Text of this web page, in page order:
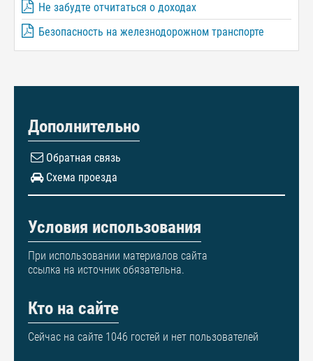
Не забудте отчитаться о доходах
Безопасность на железнодорожном транспорте
Дополнительно
Обратная связь
Схема проезда
Условия использования
При использовании материалов сайта
ссылка на источник обязательна.
Кто на сайте
Сейчас на сайте 1046 гостей и нет пользователей